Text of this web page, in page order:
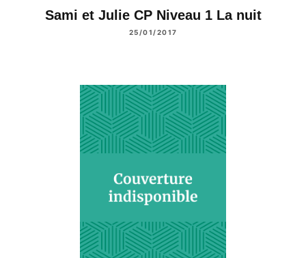
Sami et Julie CP Niveau 1 La nuit
25/01/2017